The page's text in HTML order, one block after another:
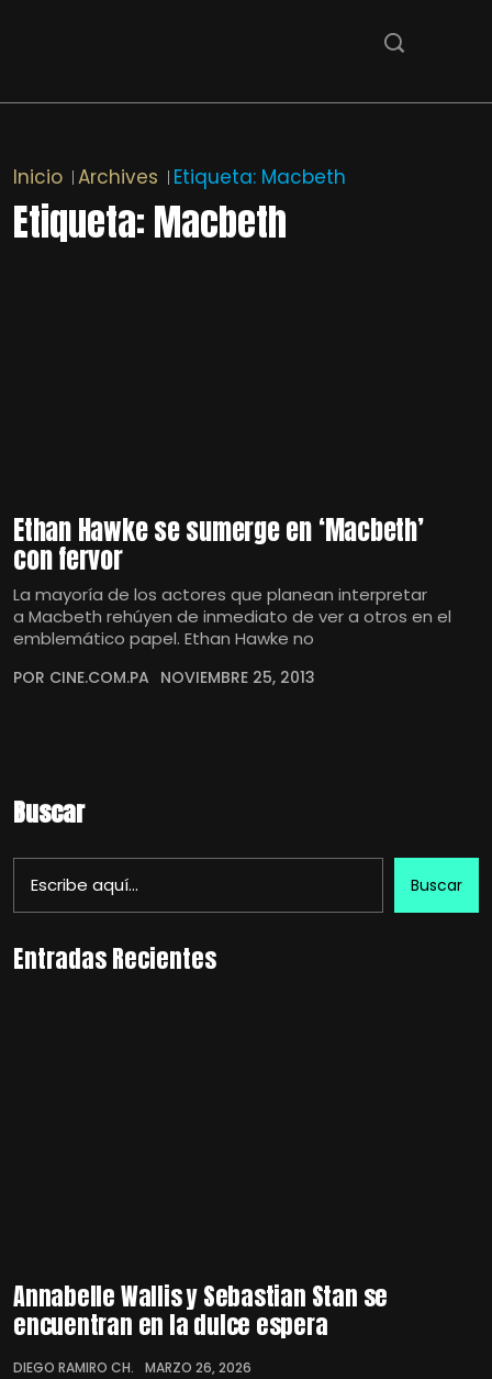
Inicio Archives Etiqueta: Macbeth
Etiqueta:Macbeth
Ethan Hawke se sumerge en ‘Macbeth’
con fervor
La mayoría de los actores que planean interpretar
a Macbeth rehúyen de inmediato de ver a otros en el
emblemático papel. Ethan Hawke no
POR CINE.COM.PA NOVIEMBRE 25, 2013
Buscar
Buscar
Entradas Recientes
Annabelle Wallis y Sebastian Stan se
encuentran en la dulce espera
DIEGO RAMIRO CH. MARZO 26, 2026